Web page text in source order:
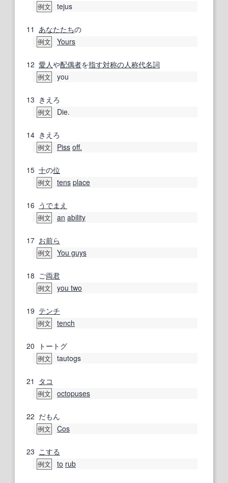
例文 tejus
11 あなたたちの
例文 Yours
12 愛人や配偶者を指す対称の人称代名詞
例文 you
13 きえろ
例文 Die.
14 きえろ
例文 Piss off.
15 十の位
例文 tens place
16 うでまえ
例文 an ability
17 お前ら
例文 You guys
18 ご両君
例文 you two
19 テンチ
例文 tench
20 トートグ
例文 tautogs
21 タコ
例文 octopuses
22 だもん
例文 Cos
23 こする
例文 to rub